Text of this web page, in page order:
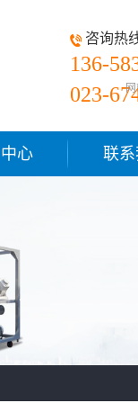
咨询热
136-
023-
心 联系